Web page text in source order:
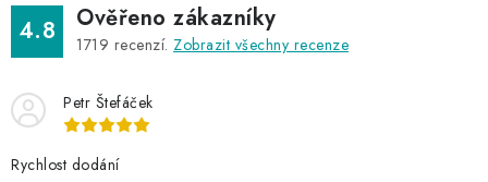
4.8 Ověřeno zákazníky
1719 recenzí. Zobrazit všechny recenze
Petr Štefáček
Rychlost dodání